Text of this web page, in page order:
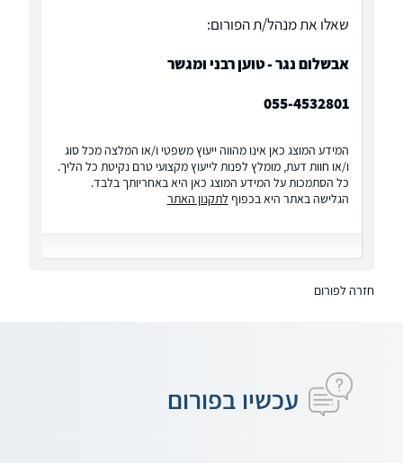
שאלו את מנהל/ת הפורום:
אבשלום נגר - טוען רבני ומגשר
055-4532801
המידע המוצג כאן אינו מהווה ייעוץ משפטי ו/או המלצה מכל סוג
ו/או חוות דעת, מומלץ לפנות לייעוץ מקצועי טרם נקיטת כל הליך.
כל הסתמכות על המידע המוצג כאן היא באחריותך בלבד.
הגלישה באתר היא בכפוף לתקנון האתר
חזרה לפורום
עכשיו בפורום